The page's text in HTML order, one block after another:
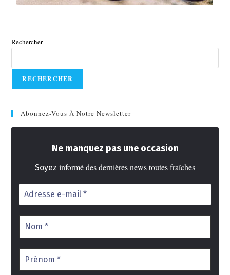
Rechercher
RECHERCHER
Abonnez-Vous À Notre Newsletter
Ne manquez pas une occasion
Soyez informé des dernières news toutes fraîches